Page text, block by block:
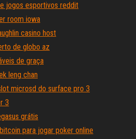
jogos esportivos reddit
room iowa
casino host
de globo az
​​de graça
leng chan
microsd do surface pro 3
3
grátis
para jogar poker online